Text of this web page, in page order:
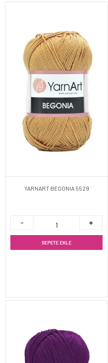
YARNART BEGONIA 5529
SEPETE EKLE